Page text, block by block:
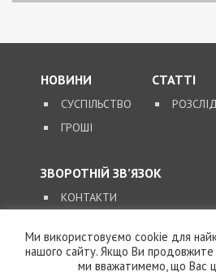
НОВИНИ
СУСПІЛЬСТВО
ГРОШІ
СТАТТІ
ЗВОРОТНІЙ ЗВ’ЯЗОК
КОНТАКТИ
SUPPORT@49000.COM.UA
Ми використовуємо cookie для
нашого сайту. Якщо Ви продовжите
ми вважатимемо, що Вас